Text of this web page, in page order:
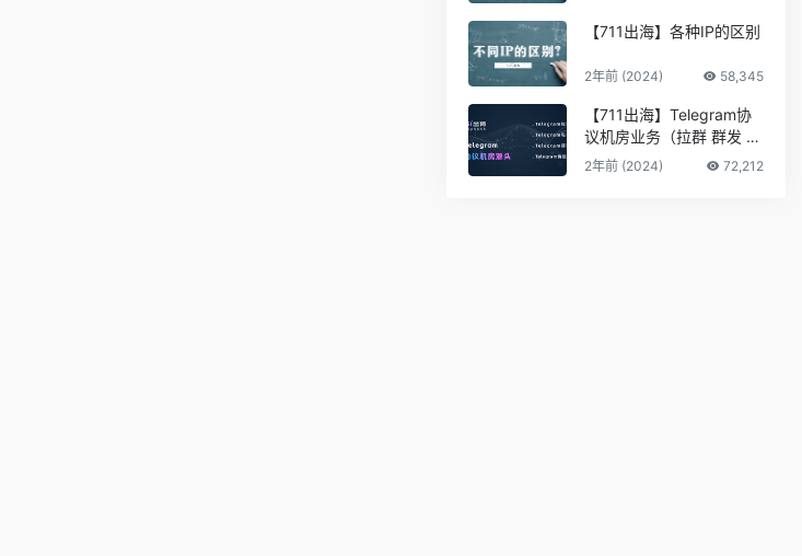
【711出海】各种IP的区别
2年前 (2024) 58,345
【711出海】Telegram协
议机房业务（拉群 群发 私
信 采集 筛料）
2年前 (2024) 72,212